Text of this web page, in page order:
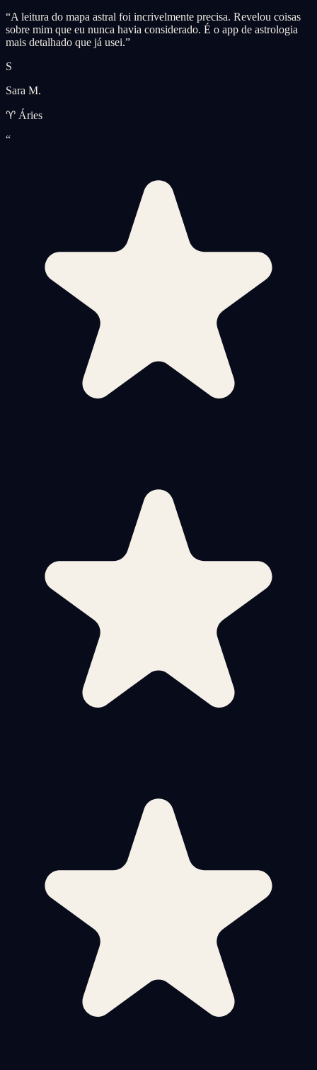
“A leitura do mapa astral foi incrivelmente precisa. Revelou coisas
sobre mim que eu nunca havia considerado. É o app de astrologia
mais detalhado que já usei.”
S
Sara M.
♈ Áries
“